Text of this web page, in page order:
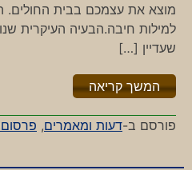
מוצא את עצמכם בבית החולים.
למילות חיבה.הבעיה העיקרית
שעדיין […]
המשך קריאה"%s"
פורסם ב-דעות ומאמרים, פרסום